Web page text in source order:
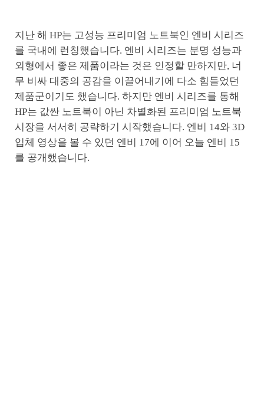
지난 해 HP는 고성능 프리미엄 노트북인 엔비 시리즈
를 국내에 런칭했습니다. 엔비 시리즈는 분명 성능과
외형에서 좋은 제품이라는 것은 인정할 만하지만, 너
무 비싸 대중의 공감을 이끌어내기에 다소 힘들었던
제품군이기도 했습니다. 하지만 엔비 시리즈를 통해
HP는 값싼 노트북이 아닌 차별화된 프리미엄 노트북
시장을 서서히 공략하기 시작했습니다. 엔비 14와 3D
입체 영상을 볼 수 있던 엔비 17에 이어 오늘 엔비 15
를 공개했습니다.